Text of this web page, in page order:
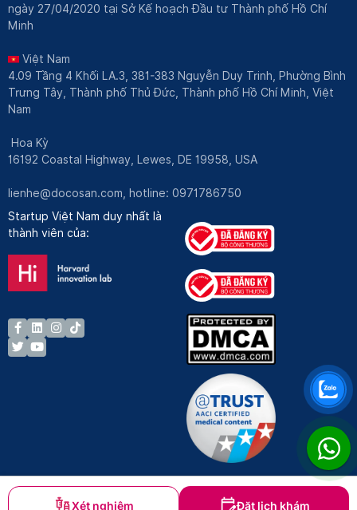
Xét nghiệm Đặt lịch khám
ngày 27/04/2020 tại Sở Kế hoạch Đầu tư Thành phố Hồ Chí
Minh
Việt Nam
4.09 Tầng 4 Khối LA.3, 381-383 Nguyễn Duy Trinh, Phường Bình
Trưng Tây, Thành phố Thủ Đức, Thành phố Hồ Chí Minh, Việt
Nam
Hoa Kỳ
16192 Coastal Highway, Lewes, DE 19958, USA
lienhe@docosan.com, hotline: 0971786750
Startup Việt Nam duy nhất là
thành viên của:
Bản quyền © Docosan 2023